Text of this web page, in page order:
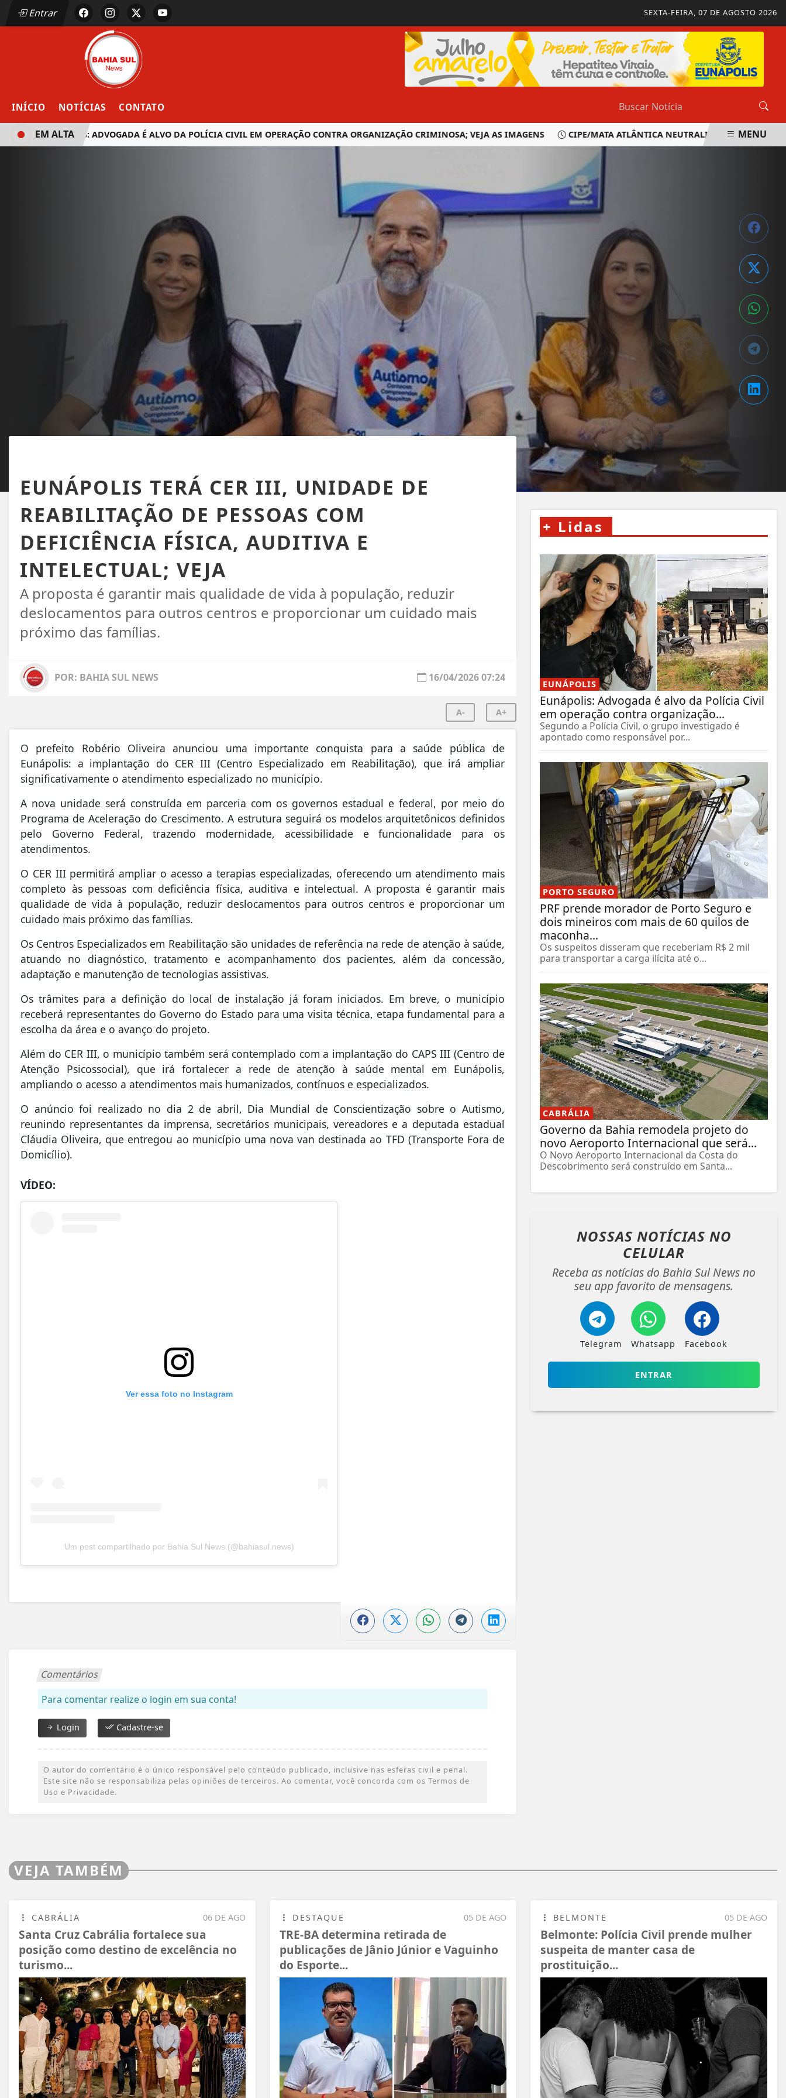
Entrar SEXTA-FEIRA, 07 DE AGOSTO 2026
INÍCIO NOTÍCIAS CONTATO
EUNÁPOLIS: ADVOGADA É ALVO DA POLÍCIA CIVIL EM OPERAÇÃO CONTRA ORGANIZAÇÃO CRIMINOSA; VEJA AS IMAGENS CIPE/MATA ATLÂNTICA NEUTRALIZA SUSPEITO E
EM ALTA MENU
EUNÁPOLIS TERÁ CER III, UNIDADE DE
REABILITAÇÃO DE PESSOAS COM
DEFICIÊNCIA FÍSICA, AUDITIVA E
INTELECTUAL; VEJA
A proposta é garantir mais qualidade de vida à população, reduzir
deslocamentos para outros centros e proporcionar um cuidado mais
próximo das famílias.
POR: BAHIA SUL NEWS 16/04/2026 07:24
A- A+
O prefeito Robério Oliveira anunciou uma importante conquista para a saúde pública de
Eunápolis: a implantação do CER III (Centro Especializado em Reabilitação), que irá ampliar
significativamente o atendimento especializado no município.
A nova unidade será construída em parceria com os governos estadual e federal, por meio do
Programa de Aceleração do Crescimento. A estrutura seguirá os modelos arquitetônicos definidos
pelo Governo Federal, trazendo modernidade, acessibilidade e funcionalidade para os
atendimentos.
O CER III permitirá ampliar o acesso a terapias especializadas, oferecendo um atendimento mais
completo às pessoas com deficiência física, auditiva e intelectual. A proposta é garantir mais
qualidade de vida à população, reduzir deslocamentos para outros centros e proporcionar um
cuidado mais próximo das famílias.
Os Centros Especializados em Reabilitação são unidades de referência na rede de atenção à saúde,
atuando no diagnóstico, tratamento e acompanhamento dos pacientes, além da concessão,
adaptação e manutenção de tecnologias assistivas.
Os trâmites para a definição do local de instalação já foram iniciados. Em breve, o município
receberá representantes do Governo do Estado para uma visita técnica, etapa fundamental para a
escolha da área e o avanço do projeto.
Além do CER III, o município também será contemplado com a implantação do CAPS III (Centro de
Atenção Psicossocial), que irá fortalecer a rede de atenção à saúde mental em Eunápolis,
ampliando o acesso a atendimentos mais humanizados, contínuos e especializados.
O anúncio foi realizado no dia 2 de abril, Dia Mundial de Conscientização sobre o Autismo,
reunindo representantes da imprensa, secretários municipais, vereadores e a deputada estadual
Cláudia Oliveira, que entregou ao município uma nova van destinada ao TFD (Transporte Fora de
Domicílio).
VÍDEO:
Ver essa foto no Instagram
Um post compartilhado por Bahia Sul News (@bahiasul.news)
Comentários
Para comentar realize o login em sua conta!
Login Cadastre-se
O autor do comentário é o único responsável pelo conteúdo publicado, inclusive nas esferas civil e penal.
Este site não se responsabiliza pelas opiniões de terceiros. Ao comentar, você concorda com os Termos de
Uso e Privacidade.
+ Lidas
EUNÁPOLIS
Eunápolis: Advogada é alvo da Polícia Civil
em operação contra organização...
Segundo a Polícia Civil, o grupo investigado é
apontado como responsável por...
PORTO SEGURO
PRF prende morador de Porto Seguro e
dois mineiros com mais de 60 quilos de
maconha...
Os suspeitos disseram que receberiam R$ 2 mil
para transportar a carga ilícita até o...
CABRÁLIA
Governo da Bahia remodela projeto do
novo Aeroporto Internacional que será...
O Novo Aeroporto Internacional da Costa do
Descobrimento será construído em Santa...
NOSSAS NOTÍCIAS NO
CELULAR
Receba as notícias do Bahia Sul News no
seu app favorito de mensagens.
Telegram Whatsapp Facebook
ENTRAR
VEJA TAMBÉM
06 DE AGO
CABRÁLIA
Santa Cruz Cabrália fortalece sua
posição como destino de excelência no
turismo...
05 DE AGO
DESTAQUE
TRE-BA determina retirada de
publicações de Jânio Júnior e Vaguinho
do Esporte...
05 DE AGO
BELMONTE
Belmonte: Polícia Civil prende mulher
suspeita de manter casa de
prostituição...